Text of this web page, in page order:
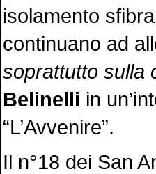
isolamento
continuano ad
soprattutto sulla
Belinelli in
“L’Avvenire”.
Il n°18 dei San